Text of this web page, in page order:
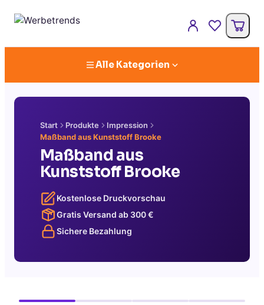
Alle Kategorien
Start Produkte
Impression
Maßband aus Kunststoff Brooke
Maßband aus
Kunststoff Brooke
Kostenlose Druckvorschau
Gratis Versand ab 300€
Sichere Bezahlung